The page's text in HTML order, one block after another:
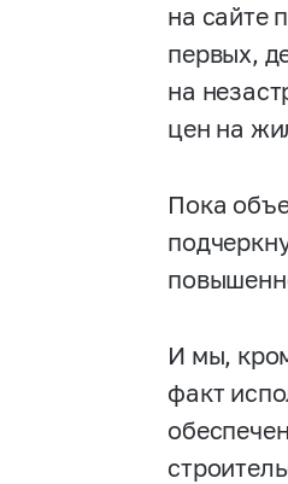
на сайте
первых,
на
цен на
Пока
И мы,
факт